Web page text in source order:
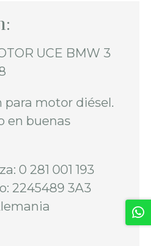
UCE BMW 3
motor diésel.
en buenas
0 281 001 193
2245489 3A3